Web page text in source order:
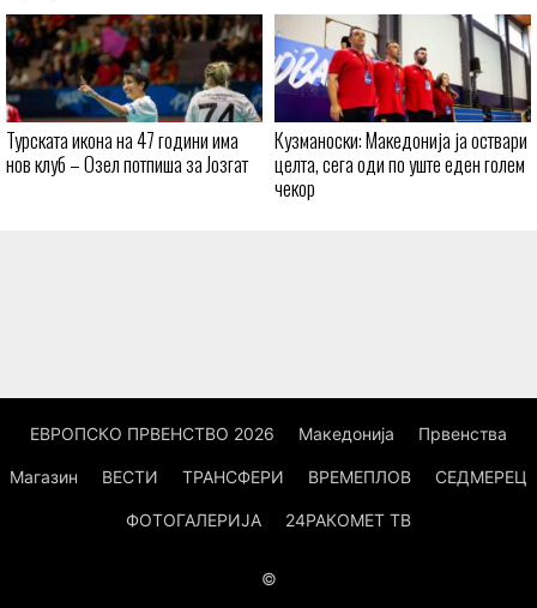
Турската икона на 47 години има
нов клуб – Озел потпиша за Јозгат
Кузманоски: Македонија ја оствари
целта, сега оди по уште еден голем
чекор
ЕВРОПСКО ПРВЕНСТВО 2026 Македонија Првенства
Магазин ВЕСТИ ТРАНСФЕРИ ВРЕМЕПЛОВ СЕДМЕРЕЦ
ФОТОГАЛЕРИЈА 24РАКОМЕТ ТВ
©